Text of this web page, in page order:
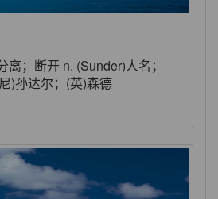
离；断开 n. (Sunder)人名；
)孙达尔；(英)森德